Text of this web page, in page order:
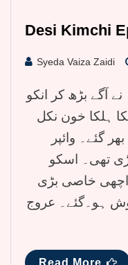
Desi Kimchi
Syeda Vaiza Zaidi
نے آگے بڑھ کر انکو
ہلکا خون نکل
گئے۔ وائپر
تھی۔ اسکو
اچھی خاصی بڑی
ہو۔گئے۔ عروج
Read More